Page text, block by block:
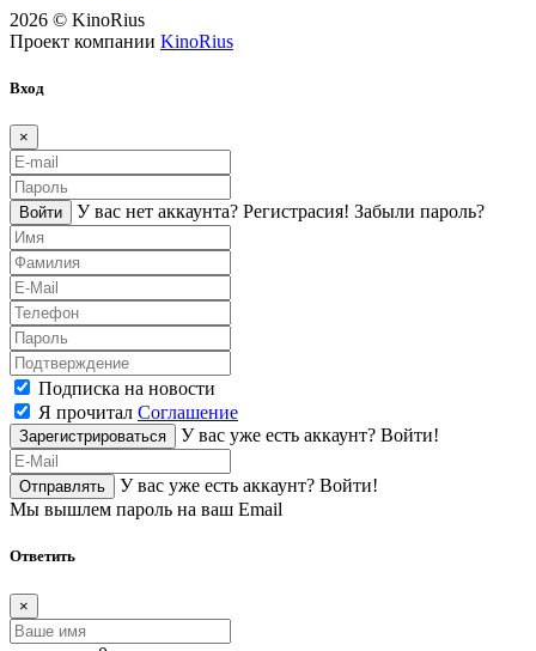
2026 © KinoRius
Проект компании KinoRius
Вход
×
Войти У вас нет аккаунта? Регистраcия! Забыли пароль?
Подписка на новости
Я прочитал Соглашение
Зарегистрироваться У вас уже есть аккаунт? Войти!
Отправлять У вас уже есть аккаунт? Войти!
Мы вышлем пароль на ваш Email
Ответить
×